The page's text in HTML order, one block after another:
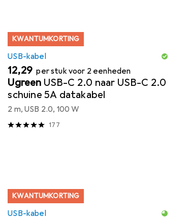
KWANTUMKORTING
USB-kabel
EUR
12,29 per stuk voor 2 eenheden
Ugreen USB-C 2.0 naar USB-C 2.0
schuine 5A datakabel
2 m, USB 2.0, 100 W
177
KWANTUMKORTING
USB-kabel